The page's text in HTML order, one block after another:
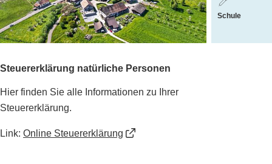
Schule
Steuererklärung natürliche Personen
Hier finden Sie alle Informationen zu Ihrer
Steuererklärung.
Link: Online Steuererklärung